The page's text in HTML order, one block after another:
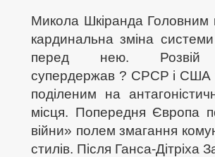
Микола Шкіранда Головним
кардинальна зміна
перед нею. Розвій
супердержав ? СРСР і США
поділеним на
місця. Попередня Європа
війни» полем змагання
стилів. Після Ганса-